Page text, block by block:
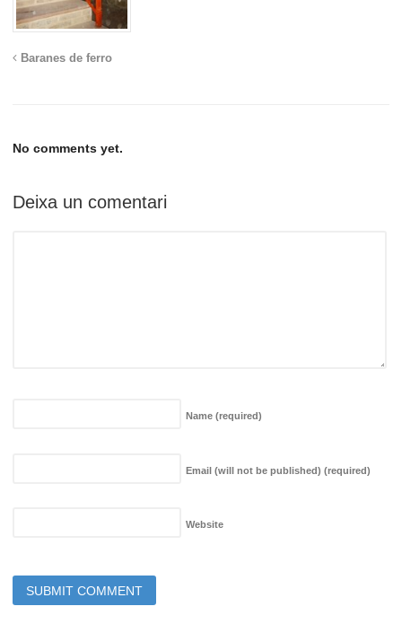
Baranes de ferro
No comments yet.
Deixa un comentari
Name (required)
Email (will not be published) (required)
Website